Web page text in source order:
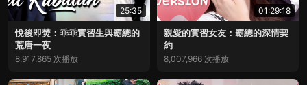
25:35
悅後即焚：乖乖實習生與霸總的
荒唐一夜
8,917,865 次播放
01:29:18
親愛的實習女友：霸總的深情契
約
8,007,966 次播放